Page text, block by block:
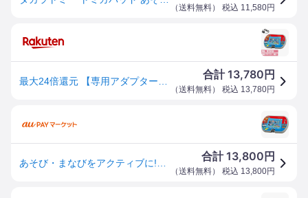
（送料無料） 税込 11,580円
合計13,780 円
（送料無料） 税込 13,780円
合計13,800 円
（送料無料） 税込 13,800円